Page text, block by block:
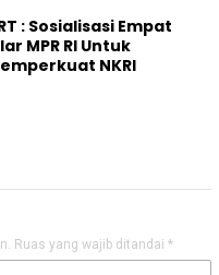
: Sosialisasi Empat
MPR RI Untuk
NKRI
Ruas yang wajib ditandai *